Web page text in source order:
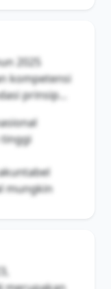
2025
kompetensi
prinsip...
tinggi
mungkin